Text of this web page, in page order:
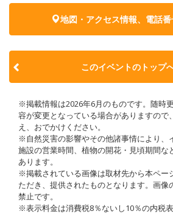
地図・アクセス情報、電話
このイベントのトップ
※掲載情報は2026年6月のものです。随時
容が変更となっている場合がありますので
え、おでかけください。
※自然災害の影響やその他諸事情により、
施設の営業時間、植物の開花・見頃期間な
あります。
※掲載されている画像は取材先から本ペー
ただき、提供されたものとなります。画像
禁止です。
※表示料金は消費税8％ないし10％の内税表